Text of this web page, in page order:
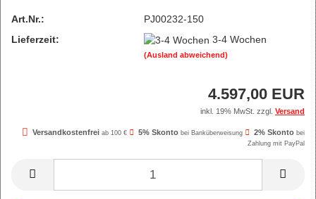
Art.Nr.:
PJ00232-150
Lieferzeit:
3-4 Wochen
(Ausland abweichend)
4.597,00 EUR
inkl. 19% MwSt. zzgl. Versand
Versandkostenfrei ab 100 € 5% Skonto bei Banküberweisung 2% Skonto bei
Zahlung mit PayPal